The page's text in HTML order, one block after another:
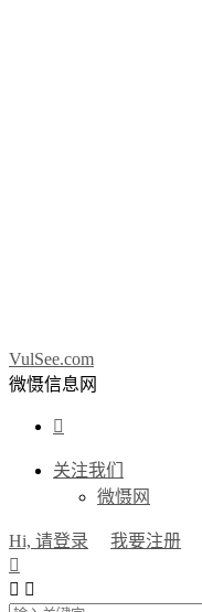
VulSee.com
微慑信息网

关注我们
微慑网
Hi, 请登录 我要注册

 